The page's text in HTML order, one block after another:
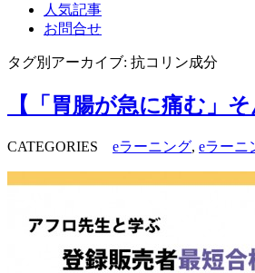
人気記事
お問合せ
タグ別アーカイブ: 抗コリン成分
【「胃腸が急に痛む」
CATEGORIES eラーニング, eラーニ